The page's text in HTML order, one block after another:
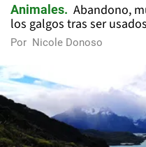
Animales
Abandono,
los galgos tras ser
Por Nicole Donoso